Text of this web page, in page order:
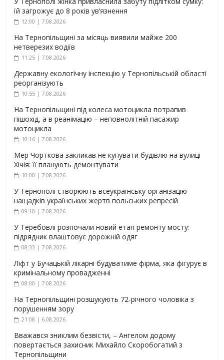
їй загрожує до 8 років ув’язнення
12:00 | 7.08.2026
На Тернопільщині за місяць виявили майже 200
нетверезих водіїв
11:25 | 7.08.2026
Державну екологічну інспекцію у Тернопільській області
реорганізують
10:55 | 7.08.2026
На Тернопільщині під колеса мотоцикла потрапив
пішохід, а в реанімацію – неповнолітній пасажир
мотоцикла
10:16 | 7.08.2026
Мер Чорткова закликав не купувати будівлю на вулиці
Хічія: її планують демонтувати
10:00 | 7.08.2026
У Тернополі створюють всеукраїнську організацію
нащадків українських жертв польських репресій
09:10 | 7.08.2026
У Теребовлі розпочали новий етап ремонту мосту:
підрядник влаштовує дорожній одяг
08:33 | 7.08.2026
Ліфт у Бучацькій лікарні будуватиме фірма, яка фігурує в
кримінальному провадженні
08:00 | 7.08.2026
На Тернопільщині розшукують 72-річного чоловіка з
порушенням зору
21:08 | 6.08.2026
Вважався зниклим безвісти, – Ангелом додому
повертається захисник Михайло Скоробогатий з
Тернопільщини